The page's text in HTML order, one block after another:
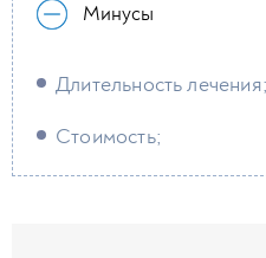
Минусы
Длительность лечения;
Стоимость;